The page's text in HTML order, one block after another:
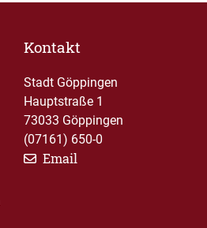
Kontakt
Stadt Göppingen
Hauptstraße 1
73033 Göppingen
(07161) 650-0
Email